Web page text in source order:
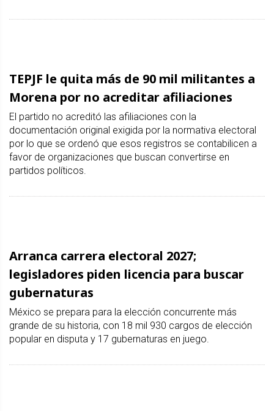
TEPJF le quita más de 90 mil militantes a
Morena por no acreditar afiliaciones
El partido no acreditó las afiliaciones con la
documentación original exigida por la normativa electoral
por lo que se ordenó que esos registros se contabilicen a
favor de organizaciones que buscan convertirse en
partidos políticos.
Arranca carrera electoral 2027;
legisladores piden licencia para buscar
gubernaturas
México se prepara para la elección concurrente más
grande de su historia, con 18 mil 930 cargos de elección
popular en disputa y 17 gubernaturas en juego.